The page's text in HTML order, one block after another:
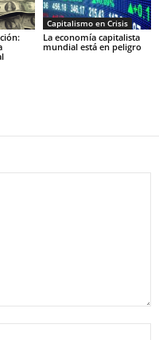
Capitalismo en Crisis
La economía capitalista
mundial está en peligro